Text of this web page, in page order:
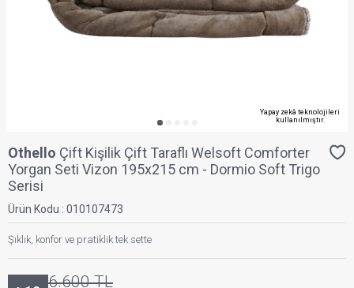
Yapay zekâ teknolojileri
kullanılmıştır.
Othello Çift Kişilik Çift Taraflı Welsoft Comforter
Yorgan Seti Vizon 195x215 cm - Dormio Soft Trigo
Serisi
Ürün Kodu : 010107473
Şıklık, konfor ve pratiklik tek sette
6.600TL